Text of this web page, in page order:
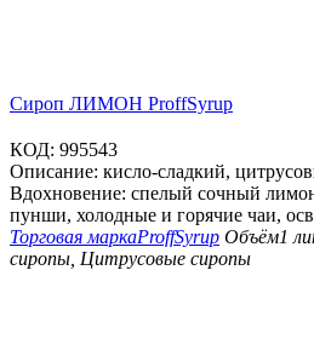
Сироп ЛИМОН ProffSyrup
КОД: 995543
Описание: кисло-сладкий,
Вдохновение: спелый сочный
пунши, холодные и горячие чаи,
Торговая маркаProffSyrup Объём1
сиропы, Цитрусовые сиропы